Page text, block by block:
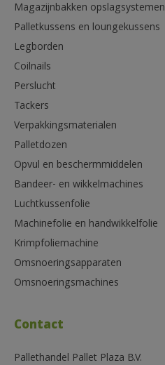
Magazijnbakken opslagsystemen
Palletkussens en loungekussens
Legborden
Coilnails
Perslucht
Tackers
Verpakkingsmaterialen
Palletdozen
Opvul en beschermmiddelen
Bandeer- en wikkelmachines
Luchtkussenfolie
Machinefolie en handwikkelfolie
Krimpfoliemachine
Omsnoeringsapparaten
Omsnoeringsmachines
Contact
Pallethandel Pallet Plaza B.V.